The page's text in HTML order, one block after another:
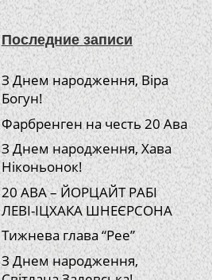
Последние записи
З Днем народження, Віра
Богун!
Фарбренген на честь 20 Ава
З Днем народження, Хава
Ніконьонок!
20 АВА – ЙОРЦАЙТ РАБІ
ЛЕВІ-ІЦХАКА ШНЕЄРСОНА
Тижнева глава “Рее”
З Днем народження,